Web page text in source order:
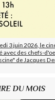
3 juin 2026, le
avec des chefs-
de Jacques
DU MOIS